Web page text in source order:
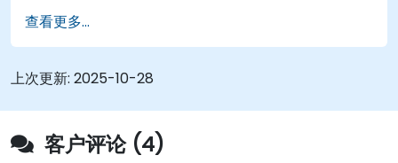
查看更多...
上次更新: 2025-10-28
客户评论 (4)